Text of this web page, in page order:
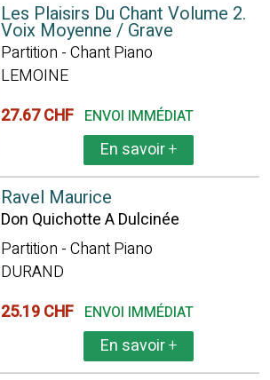
Les Plaisirs Du Chant Volume 2.
Voix Moyenne / Grave
Partition - Chant Piano
LEMOINE
27.67 CHF ENVOI IMMÉDIAT
En savoir+
Ravel Maurice
Don Quichotte A Dulcinée
Partition - Chant Piano
DURAND
25.19 CHF ENVOI IMMÉDIAT
En savoir+